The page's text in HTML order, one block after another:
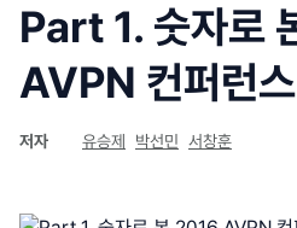
Part 1. 숫자로
AVPN 컨퍼런스
저자 유승제 박선민 서창훈